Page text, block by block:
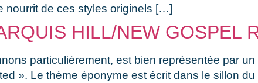
nourrit de ces styles originels […]
HILL/NEW GOSPEL
particulièrement, est bien représentée par
». Le thème éponyme est écrit dans le sillon